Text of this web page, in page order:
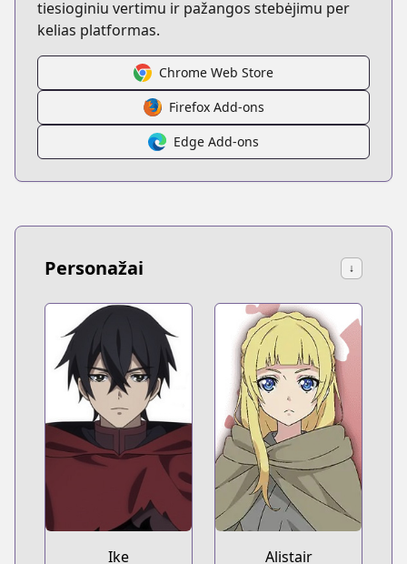
tiesioginiu vertimu ir pažangos stebėjimu per
kelias platformas.
Chrome Web Store
Firefox Add-ons
Edge Add-ons
Personažai ↓
Ike Alistair